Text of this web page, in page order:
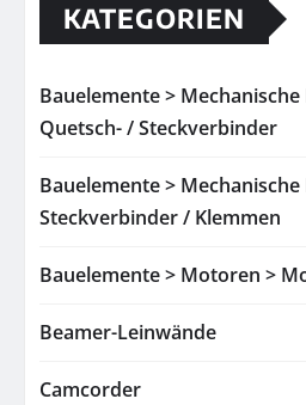
KATEGORIEN
Bauelemente >
Quetsch- / Steckverbinder
Bauelemente >
Steckverbinder / Klemmen
Bauelemente > Motoren >
Beamer-Leinwände
Camcorder